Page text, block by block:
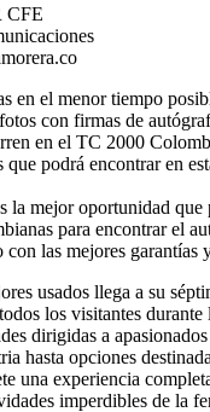
CFE
en el menor tiempo
con firmas de
en el TC 2000
que podrá encontrar en
la mejor oportunidad que
para encontrar el
con las mejores garantías
usados llega a su
los visitantes durante
dirigidas a
hasta opciones
una experiencia
imperdibles de la